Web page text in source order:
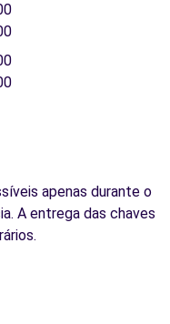
apenas durante o
A entrega das chaves